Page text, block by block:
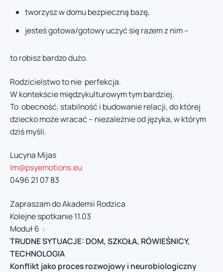
tworzysz w domu bezpieczną bazę,
jesteś gotowa/gotowy uczyć się razem z nim –
to robisz bardzo dużo.
Rodzicielstwo to nie perfekcja.
W kontekście międzykulturowym tym bardziej.
To obecność, stabilność i budowanie relacji, do której
dziecko może wracać – niezależnie od języka, w którym
dziś myśli.
Lucyna Mijas
Im@psyemotions.eu
0496 21 07 83
Zapraszam do Akademii Rodzica
Kolejne spotkanie 11.03
Moduł 6 :
TRUDNE SYTUACJE: DOM, SZKOŁA, RÓWIEŚNICY,
TECHNOLOGIA
Konflikt jako proces rozwojowy i neurobiologiczny